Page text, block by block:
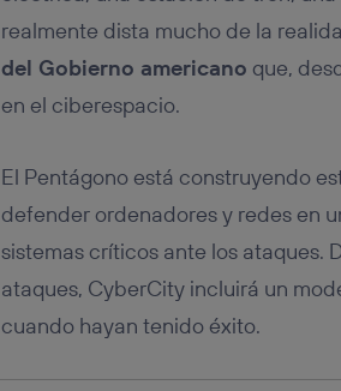
realmente dista mucho de la
del Gobierno americano que,
en el ciberespacio.
El Pentágono está construyendo
defender ordenadores y redes en
sistemas críticos ante los ataques.
ataques, CyberCity incluirá un
cuando hayan tenido éxito.
conecte su dispositivo y
Si utilizas unaconexión
realizará en función de
únicamente en la
Puedes gestionar los
inferior de esta página web
Para más información,